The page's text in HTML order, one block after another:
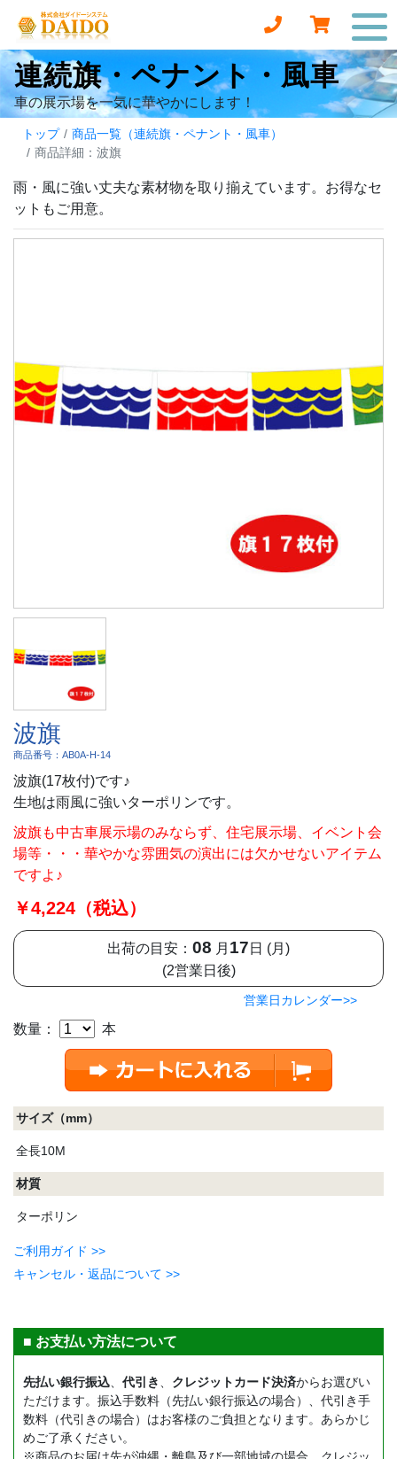
連続旗・ペナント・風車
車の展示場を一気に華やかにします！
トップ
商品一覧（連続旗・ペナント・風車）
商品詳細：波旗
雨・風に強い丈夫な素材物を取り揃えています。お得なセ
ットもご用意。
波旗
商品番号：AB0A-H-14
波旗(17枚付)です♪
生地は雨風に強いターポリンです。
波旗も中古車展示場のみならず、住宅展示場、イベント会
場等・・・華やかな雰囲気の演出には欠かせないアイテム
ですよ♪
￥4,224（税込）
出荷の目安： 08 月 17 日 (月)
(2営業日後)
営業日カレンダー>>
数量： 本
サイズ（mm）
全長10M
材質
ターポリン
ご利用ガイド >>
キャンセル・返品について >>
■ お支払い方法について
先払い銀行振込 代引き クレジットカード決済からお選びい
ただけます。振込手数料（先払い銀行振込の場合）、代引き手
数料（代引きの場合）はお客様のご負担となります。あらかじ
めご了承ください。